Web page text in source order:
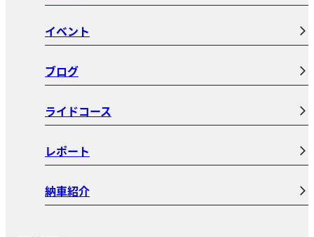
イベント
ブログ
ライドコース
レポート
納車紹介